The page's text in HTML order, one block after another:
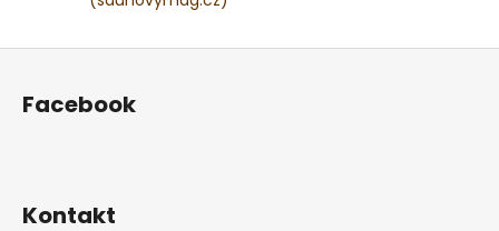
Z
Facebook
Kontakt